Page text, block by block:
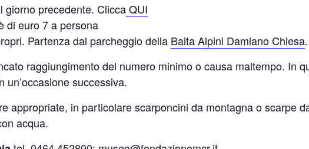
giorno precedente. CliccaQUI
di euro 7 a persona
Partenza dal parcheggio della Baita Alpini Damiano Chiesa.
raggiungimento del numero minimo o causa maltempo. In
successiva.
appropriate, in particolare scarponcini da montagna o scarpe
acqua.